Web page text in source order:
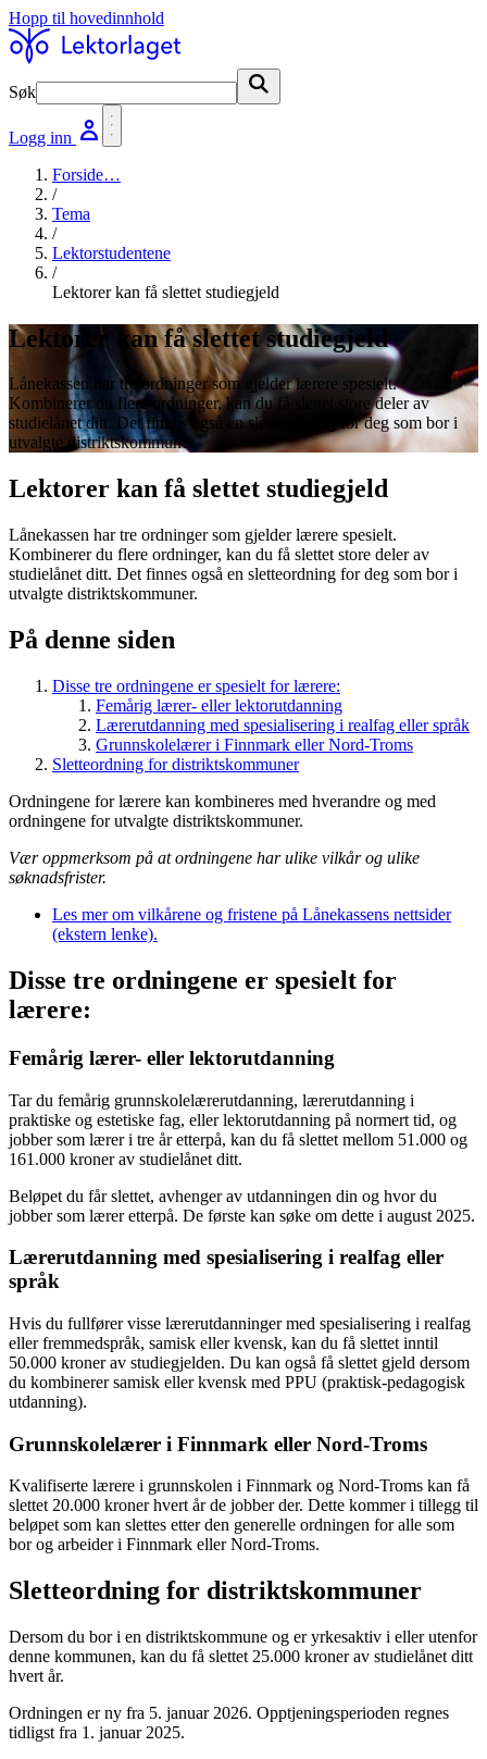
Hopp til hovedinnhold
Søk
Logg inn
Forside…
/
Tema
/
Lektorstudentene
/
Lektorer kan få slettet studiegjeld
Lektorer kan få slettet studiegjeld
Lånekassen har tre ordninger som gjelder lærere spesielt.
Kombinerer du flere ordninger, kan du få slettet store deler av
studielånet ditt. Det finnes også en sletteordning for deg som bor i
utvalgte distriktskommuner.
Lektorer kan få slettet studiegjeld
Lånekassen har tre ordninger som gjelder lærere spesielt.
Kombinerer du flere ordninger, kan du få slettet store deler av
studielånet ditt. Det finnes også en sletteordning for deg som bor i
utvalgte distriktskommuner.
På denne siden
Disse tre ordningene er spesielt for lærere:
Femårig lærer- eller lektorutdanning
Lærerutdanning med spesialisering i realfag eller språk
Grunnskolelærer i Finnmark eller Nord-Troms
Sletteordning for distriktskommuner
Ordningene for lærere kan kombineres med hverandre og med
ordningene for utvalgte distriktskommuner.
Vær oppmerksom på at ordningene har ulike vilkår og ulike
søknadsfrister.
Les mer om vilkårene og fristene på Lånekassens nettsider
(ekstern lenke).
Disse tre ordningene er spesielt for
lærere:
Femårig lærer- eller lektorutdanning
Tar du femårig grunnskolelærerutdanning, lærerutdanning i
praktiske og estetiske fag, eller lektorutdanning på normert tid, og
jobber som lærer i tre år etterpå, kan du få slettet mellom 51.000 og
161.000 kroner av studielånet ditt.
Beløpet du får slettet, avhenger av utdanningen din og hvor du
jobber som lærer etterpå. De første kan søke om dette i august 2025.
Lærerutdanning med spesialisering i realfag eller
språk
Hvis du fullfører visse lærerutdanninger med spesialisering i realfag
eller fremmedspråk, samisk eller kvensk, kan du få slettet inntil
50.000 kroner av studiegjelden. Du kan også få slettet gjeld dersom
du kombinerer samisk eller kvensk med PPU (praktisk-pedagogisk
utdanning).
Grunnskolelærer i Finnmark eller Nord-Troms
Kvalifiserte lærere i grunnskolen i Finnmark og Nord-Troms kan få
slettet 20.000 kroner hvert år de jobber der. Dette kommer i tillegg til
beløpet som kan slettes etter den generelle ordningen for alle som
bor og arbeider i Finnmark eller Nord-Troms.
Sletteordning for distriktskommuner
Dersom du bor i en distriktskommune og er yrkesaktiv i eller utenfor
denne kommunen, kan du få slettet 25.000 kroner av studielånet ditt
hvert år.
Ordningen er ny fra 5. januar 2026. Opptjeningsperioden regnes
tidligst fra 1. januar 2025.